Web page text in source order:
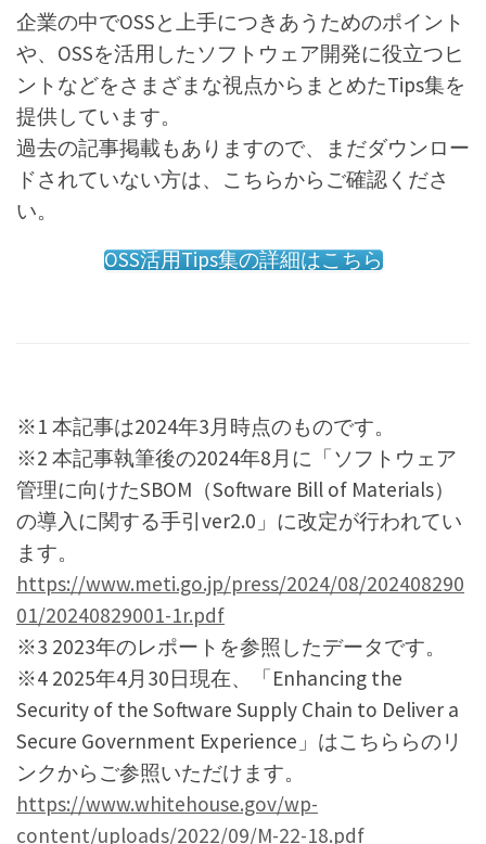
企業の中でOSSと上手につきあうためのポイント
や、OSSを活用したソフトウェア開発に役立つヒ
ントなどをさまざまな視点からまとめたTips集を
提供しています。
過去の記事掲載もありますので、まだダウンロー
ドされていない方は、こちらからご確認くださ
い。
OSS活用Tips集の詳細はこちら
※1 本記事は2024年3月時点のものです。
※2 本記事執筆後の2024年8月に「ソフトウェア
管理に向けたSBOM（Software Bill of Materials）
の導入に関する手引ver2.0」に改定が行われてい
ます。
https://www.meti.go.jp/press/2024/08/202408290
01/20240829001-1r.pdf
※3 2023年のレポートを参照したデータです。
※4 2025年4月30日現在、「Enhancing the
Security of the Software Supply Chain to Deliver a
Secure Government Experience」はこちららのリ
ンクからご参照いただけます。
https://www.whitehouse.gov/wp-
content/uploads/2022/09/M-22-18.pdf